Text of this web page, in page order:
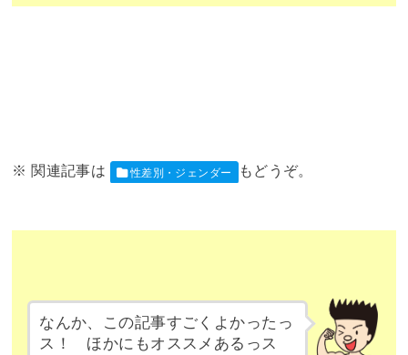
性差別・ジェンダー
なんか、この記事すごくよかったっ
ス！ ほかにもオススメあるっス